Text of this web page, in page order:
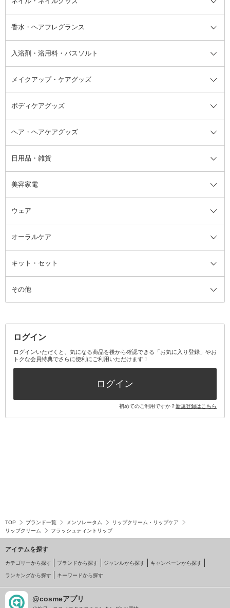
リップクリーム・リップケア
顔用マッサージ料
ハイライト・シェーディング
ネイルケア
脱毛・除毛ケア
頭皮ケア・育毛剤
その他シャンプー・ヘアケア・ヘ
アスタイリング
その他日焼け対策・UVケア
て
フット用デオドラント・制汗剤・
汗ケア
ネイル・ネイルグッズ全て
ジェルネイル
リムーバー・除光液
香水・ヘアフレグランス
香水・ヘアフレグランス全て
フレグランスミスト
その他香水・ヘアフレグランス
入浴剤・浴用料・バスソルト
入浴剤・浴用料・バスソルト全て
バスソルト
メイクアップ・ケアグッズ
メイクアップ・ケアグッズ全て
コットン・綿棒
洗顔グッズ
ブラシ・チップ
ツィザー・毛抜き
カミソリ
ファンデーション・パウダーケー
ス
ミラー・鏡
ボディケアグッズ
ボディケアグッズ全て
マッサージ・ボディケアグッズ
かかと・角質ケアグッズ
絆創膏
ヘア・ヘアケアグッズ
ヘア・ヘアケアグッズ全て
ヘアゴム
ヘアバンド
ヘッドマッサージブラシ
日用品・雑貨
日用品・雑貨全て
柔軟剤
ルームフレグランス・ディフュー
ザー
アロマキャンドル
消臭剤・芳香剤
美容家電
美容家電全て
ボディケア美容家電
その他美容家電
ウェア
ウェア全て
レッグウェア
オーラルケア
オーラルケア全て
歯ブラシ
その他オーラルケア
キット・セット
キット・セット全て
ボディケアキット
その他キット・セット
その他
ログイン
ログインいただくと、気になる商品を後から確認できる「お気に入り登録」やお
トクな会員特典でさらに便利にご利用いただけます！
ログイン
初めてのご利用ですか？新規登録はこちら
TOP ブランド一覧 メンソレータム
リップクリーム・リップケア
リップクリーム
フラッシュティントリップ
アイテムを探す
カテゴリーから探す ブランドから探す ジャンルから探す キャンペーンから探す
ランキングから探す キーワードから探す
@cosmeアプリ